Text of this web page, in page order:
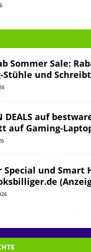
Sommer Sale:
Stühle und
DEALS auf
auf Gaming-
und Smart